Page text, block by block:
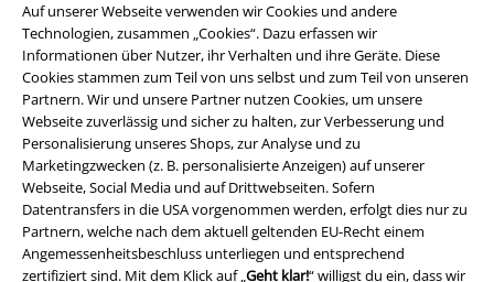
Auf unserer Webseite verwenden wir Cookies und andere
Technologien, zusammen „Cookies“. Dazu erfassen wir
Informationen über Nutzer, ihr Verhalten und ihre Geräte. Diese
Cookies stammen zum Teil von uns selbst und zum Teil von unseren
Partnern. Wir und unsere Partner nutzen Cookies, um unsere
Webseite zuverlässig und sicher zu halten, zur Verbesserung und
Personalisierung unseres Shops, zur Analyse und zu
Marketingzwecken (z. B. personalisierte Anzeigen) auf unserer
Webseite, Social Media und auf Drittwebseiten. Sofern
Datentransfers in die USA vorgenommen werden, erfolgt dies nur zu
Partnern, welche nach dem aktuell geltenden EU-Recht einem
Angemessenheitsbeschluss unterliegen und entsprechend
zertifiziert sind. Mit dem Klick auf „Geht klar!“ willigst du ein, dass wir
Chat starten
Kundenservice
FAQ / Hilfe
Rückgaberichtlinien
Artikel zurücksenden